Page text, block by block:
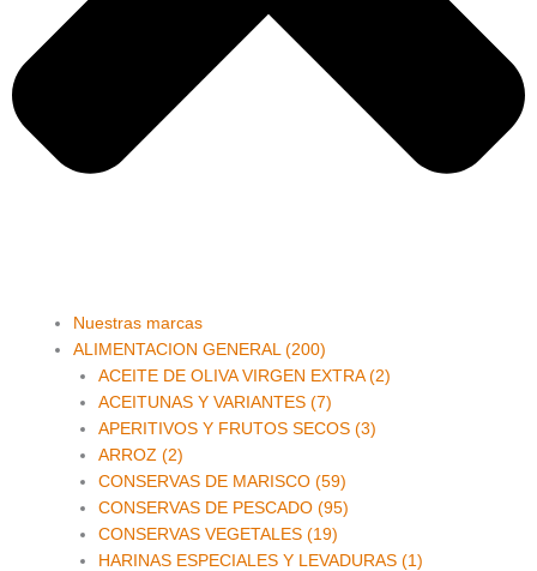
Main
Menu
Nuestras marcas
ALIMENTACION GENERAL (200)
ACEITE DE OLIVA VIRGEN EXTRA (2)
ACEITUNAS Y VARIANTES (7)
APERITIVOS Y FRUTOS SECOS (3)
ARROZ (2)
CONSERVAS DE MARISCO (59)
CONSERVAS DE PESCADO (95)
CONSERVAS VEGETALES (19)
HARINAS ESPECIALES Y LEVADURAS (1)